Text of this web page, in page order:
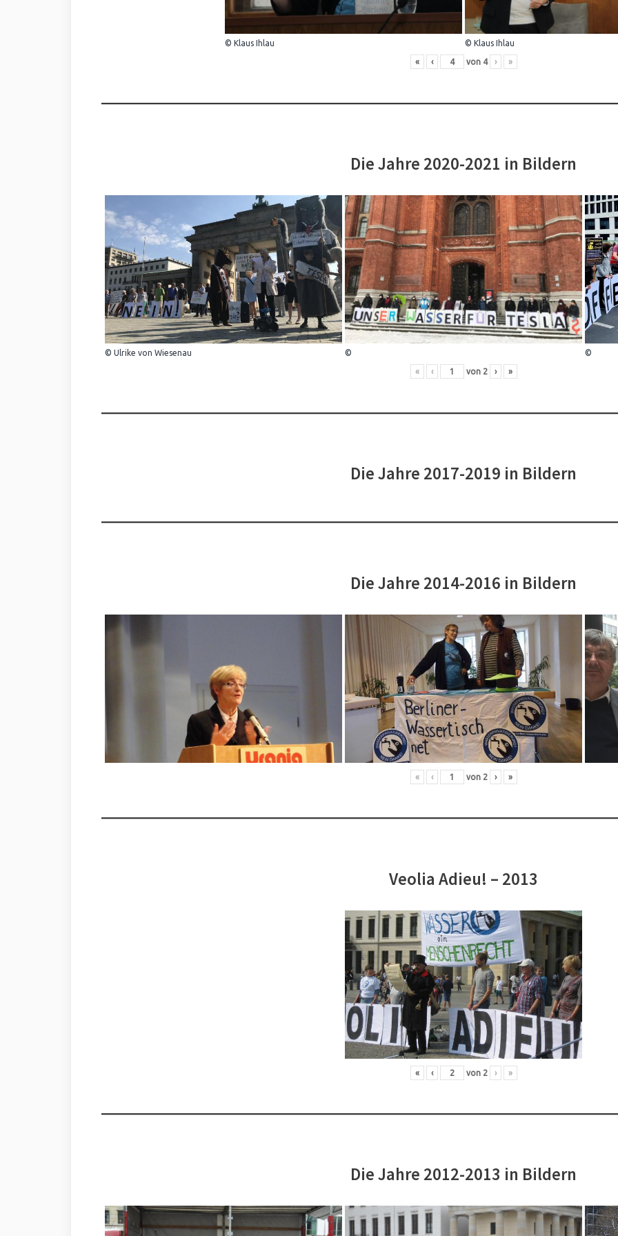
© Klaus Ihlau © Klaus Ihlau
« ‹ von 4 › »
Die Jahre 2020-2021 in Bildern
© Ulrike von Wiesenau © ©
« ‹ von 2 › »
Die Jahre 2017-2019 in Bildern
Die Jahre 2014-2016 in Bildern
« ‹ von 2 › »
Veolia Adieu! – 2013
« ‹ von 2 › »
Die Jahre 2012-2013 in Bildern